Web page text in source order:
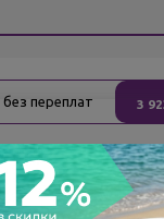
без переплат 3
Кол-во
под заказ 7